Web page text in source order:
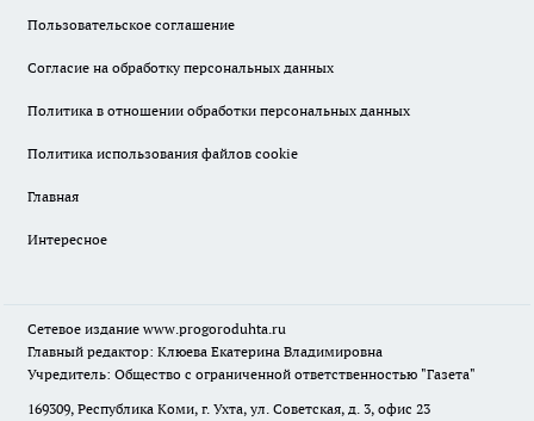
Пользовательское соглашение
Согласие на обработку персональных данных
Политика в отношении обработки персональных данных
Политика использования файлов cookie
Главная
Интересное
Сетевое издание www.progoroduhta.ru
Главный редактор: Клюева Екатерина Владимировна
Учредитель: Общество с ограниченной ответственностью "Газета"
169309, Республика Коми, г. Ухта, ул. Советская, д. 3, офис 23